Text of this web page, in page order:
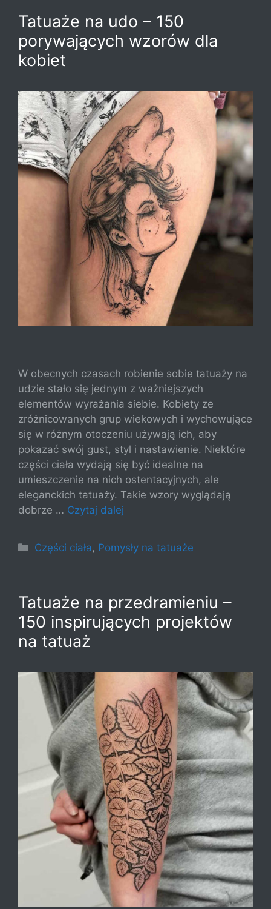
Tatuaże na udo – 150
porywających wzorów dla
kobiet
W obecnych czasach robienie sobie tatuaży na
udzie stało się jednym z ważniejszych
elementów wyrażania siebie. Kobiety ze
zróżnicowanych grup wiekowych i wychowujące
się w różnym otoczeniu używają ich, aby
pokazać swój gust, styl i nastawienie. Niektóre
części ciała wydają się być idealne na
umieszczenie na nich ostentacyjnych, ale
eleganckich tatuaży. Takie wzory wyglądają
dobrze … Czytaj dalej
Kategorie
Części ciała, Pomysły na tatuaże
Tatuaże na przedramieniu –
150 inspirujących projektów
na tatuaż